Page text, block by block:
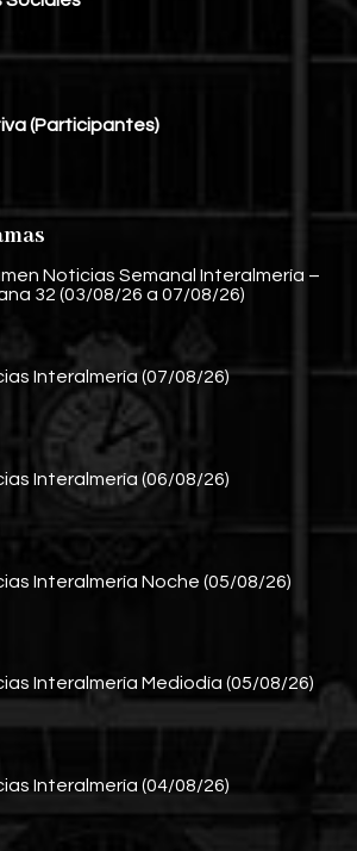
(Participantes)
Noticias Semanal Interalmería –
32 (03/08/26 a 07/08/26)
Interalmería (07/08/26)
Interalmería (06/08/26)
Interalmería Noche (05/08/26)
Interalmería Mediodía (05/08/26)
Interalmería (04/08/26)